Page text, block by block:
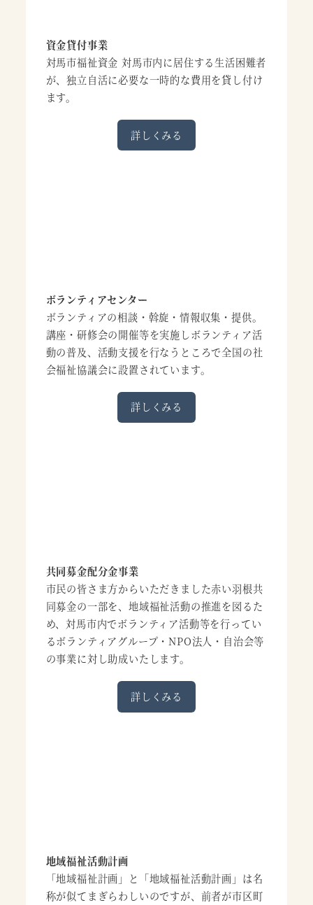
資金貸付事業
対馬市福祉資金 対馬市内に居住する生活困難者
が、独立自活に必要な一時的な費用を貸し付け
ます。
詳しくみる
ボランティアセンター
ボランティアの相談・斡旋・情報収集・提供。
講座・研修会の開催等を実施しボランティア活
動の普及、活動支援を行なうところで全国の社
会福祉協議会に設置されています。
詳しくみる
共同募金配分金事業
市民の皆さま方からいただきました赤い羽根共
同募金の一部を、地域福祉活動の推進を図るた
め、対馬市内でボランティア活動等を行ってい
るボランティアグループ・NPO法人・自治会等
の事業に対し助成いたします。
詳しくみる
地域福祉活動計画
「地域福祉計画」と「地域福祉活動計画」は名
称が似てまぎらわしいのですが、前者が市区町